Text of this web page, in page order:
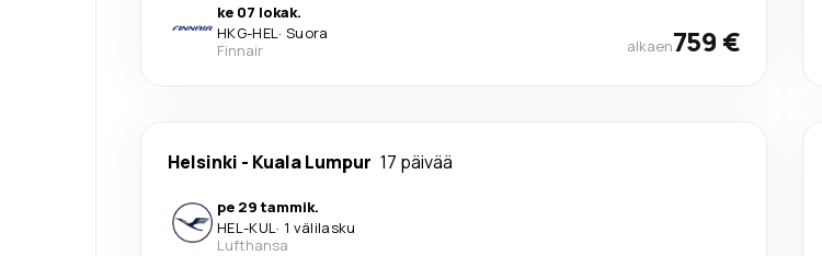
ke 07 lokak.
HKG-HEL· Suora
Finnair
alkaen759 €
Helsinki - Kuala Lumpur 17 päivää
pe 29 tammik.
HEL-KUL· 1 välilasku
Lufthansa